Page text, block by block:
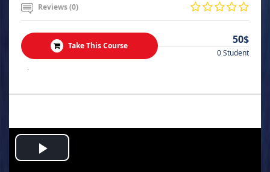
Reviews (0)
Take This Course 50$
0 Student
.
Play